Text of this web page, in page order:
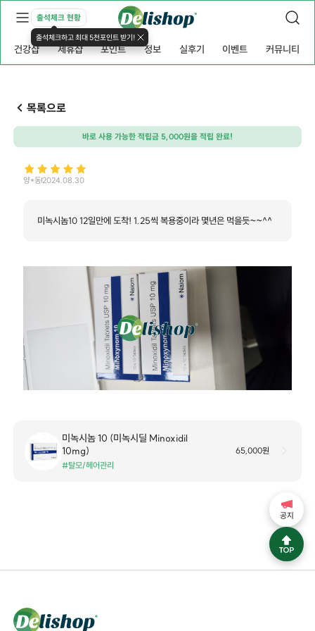
출석체크 현황
출석체크하고 최대 5천포인트 받기!
건강샵 제휴샵 포인트 정보 실후기 이벤트 커뮤니티
목록으로
바로 사용 가능한 적립금 5,000원을 적립 완료!
양*동2024.08.30
미녹시놈10 12일만에 도착! 1.25씩 복용중이라 몇년은 먹을듯~~^^
미녹시놈 10 (미녹시딜 Minoxidil
10mg)
#탈모/헤어관리
65,000원
공지